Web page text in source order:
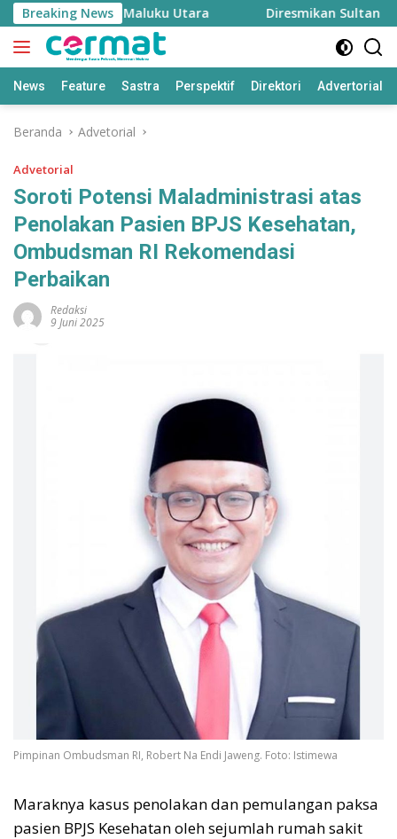
Langsung
ke
konten
Breaking News
Inflasi Maluku Utara Diresmikan Sultan
News Feature Sastra Perspektif Direktori Advertorial
Beranda Advetorial
Advetorial
Soroti Potensi Maladministrasi atas
Penolakan Pasien BPJS Kesehatan,
Ombudsman RI Rekomendasi
Perbaikan
Redaksi
9 Juni 2025
Pimpinan Ombudsman RI, Robert Na Endi Jaweng. Foto: Istimewa
Maraknya kasus penolakan dan pemulangan paksa
pasien BPJS Kesehatan oleh sejumlah rumah sakit